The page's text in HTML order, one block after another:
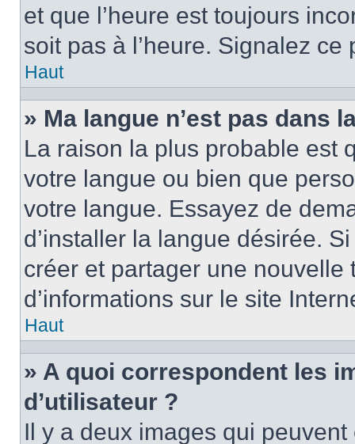
et que l’heure est toujours
soit pas à l’heure. Signalez
Haut
» Ma langue n’est pas dans
La raison la plus probable est
votre langue ou bien que
votre langue. Essayez de
d’installer la langue désirée.
créer et partager une
d’informations sur le site
Haut
» A quoi correspondent les
d’utilisateur ?
Il y a deux images qui